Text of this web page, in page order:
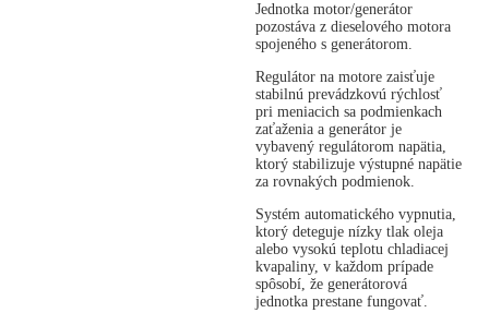
Jednotka motor/generátor
pozostáva z dieselového motora
spojeného s generátorom.
Regulátor na motore zaisťuje
stabilnú prevádzkovú rýchlosť
pri meniacich sa podmienkach
zaťaženia a generátor je
vybavený regulátorom napätia,
ktorý stabilizuje výstupné napätie
za rovnakých podmienok.
Systém automatického vypnutia,
ktorý deteguje nízky tlak oleja
alebo vysokú teplotu chladiacej
kvapaliny, v každom prípade
spôsobí, že generátorová
jednotka prestane fungovať.